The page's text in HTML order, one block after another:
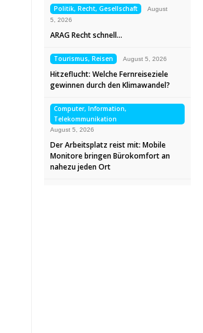
Politik, Recht, Gesellschaft
August
5, 2026
ARAG Recht schnell…
Tourismus, Reisen August 5, 2026
Hitzeflucht: Welche Fernreiseziele
gewinnen durch den Klimawandel?
Computer, Information,
Telekommunikation
August 5, 2026
Der Arbeitsplatz reist mit: Mobile
Monitore bringen Bürokomfort an
nahezu jeden Ort